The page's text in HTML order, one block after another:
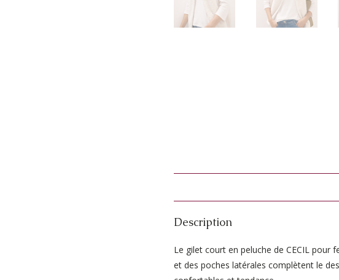
Description
Le gilet court en peluche de CECIL
et des poches latérales complètent le